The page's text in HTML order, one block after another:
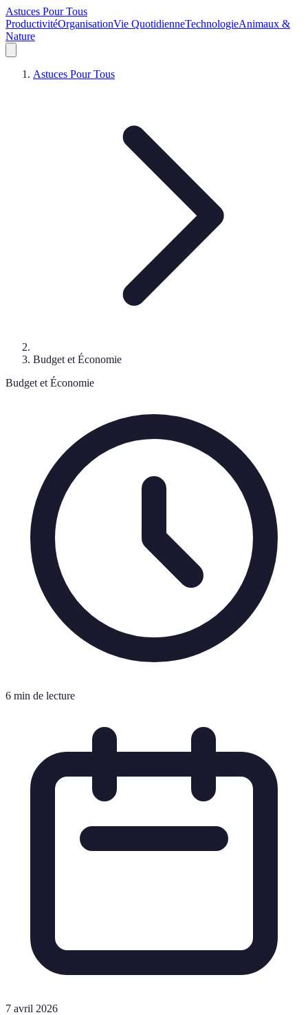
Astuces Pour Tous
ProductivitéOrganisationVie QuotidienneTechnologieAnimaux &
Nature
Astuces Pour Tous
Budget et Économie
Budget et Économie
6 min de lecture
7 avril 2026